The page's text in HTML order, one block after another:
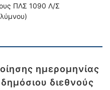
ΠΛΣ 1090 Λ/Σ
ημερομηνίας
διεθνούς